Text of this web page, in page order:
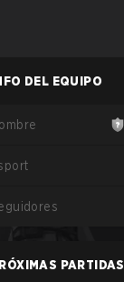
DEL EQUIPO
PARTIDAS